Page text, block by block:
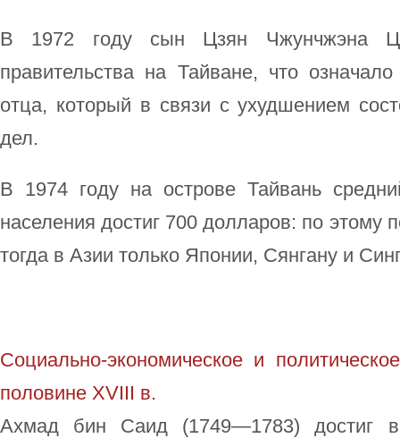
В 1972 году сын Цзян Чжунчжэна
правительства на Тайване, что
отца, который в связи с ухудшением
дел.
В 1974 году на острове Тайвань
населения достиг 700 долларов: по этому
тогда в Азии только Японии, Сянгану и
Социально-экономическое и
половине XVIII в.
Ахмад бин Саид (1749—1783) достиг